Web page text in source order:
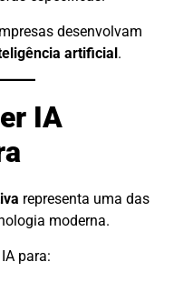
desenvolvam
artificial.
IA
representa uma das
moderna.
para: